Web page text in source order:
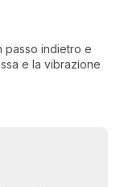
passo indietro e
e la vibrazione